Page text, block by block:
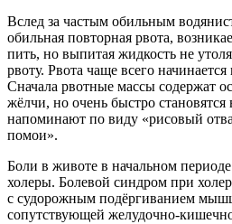
Вслед за частым обильным
обильная повторная рвота,
пить, но выпитая жидкость не
рвоту. Рвота чаще всего
Сначала рвотные массы содержат
жёлчи, но очень быстро
напоминают по виду «рисовый
помои».
Боли в животе в начальном
холеры. Болевой синдром при
с судорожным подёргиванием
сопутствующей желудочно-